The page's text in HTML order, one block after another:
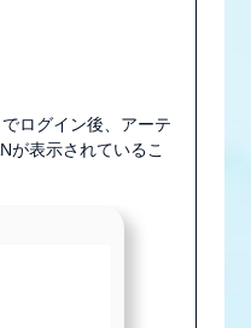
ログイン後、アーテ
が表示されているこ